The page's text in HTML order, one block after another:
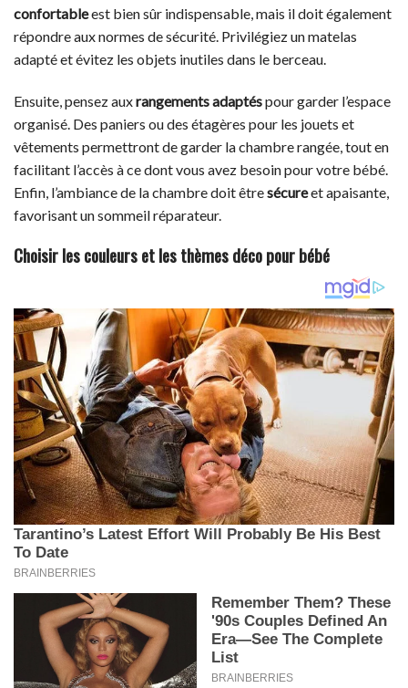
confortableest bien sûr indispensable, mais il doit également
répondre aux normes de sécurité. Privilégiez un matelas
adapté et évitez les objets inutiles dans le berceau.
Ensuite, pensez auxrangements adaptéspour garder l’espace
organisé. Des paniers ou des étagères pour les jouets et
vêtements permettront de garder la chambre rangée, tout en
facilitant l’accès à ce dont vous avez besoin pour votre bébé.
Enfin, l’ambiance de la chambre doit êtresécureet apaisante,
favorisant un sommeil réparateur.
Choisir les couleurs et les thèmes déco pour bébé